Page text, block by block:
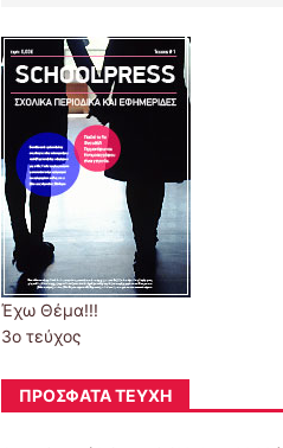
Έχω Θέμα!!!
3ο τεύχος
ΠΡΌΣΦΑΤΑ ΤΕΎΧΗ